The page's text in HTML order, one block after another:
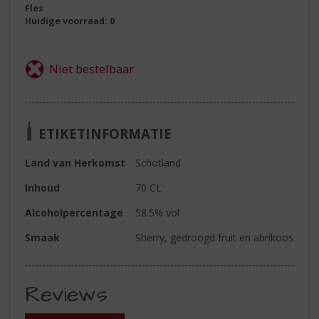
Fles
Huidige voorraad: 0
ETIKETINFORMATIE
Land van Herkomst
Schotland
Inhoud
70 CL
Alcoholpercentage
58.5% vol
Smaak
Sherry, gedroogd fruit en abrikoos
Reviews